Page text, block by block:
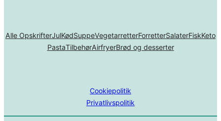
Alle OpskrifterJulKødSuppeVegetarretterForretterSalaterFiskKeto
PastaTilbehørAirfryerBrød og desserter
Cookiepolitik
Privatlivspolitik